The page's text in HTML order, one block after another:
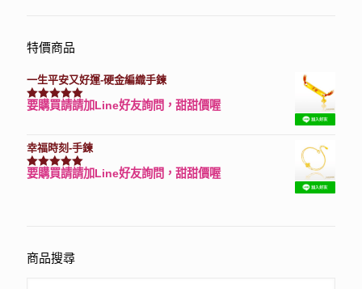
特價商品
一生平安又好運-硬金編織手鍊
評分7740滿分 5
要購買請請加Line好友詢問，甜甜價喔
幸福時刻-手鍊
評分3150滿分 5
要購買請請加Line好友詢問，甜甜價喔
商品搜尋